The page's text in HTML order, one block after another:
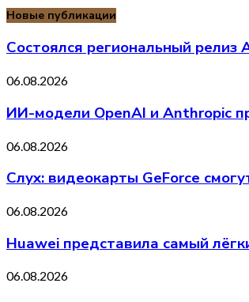
Новые публикации
Состоялся региональный релиз
06.08.2026
ИИ-модели OpenAI и Anthropic
06.08.2026
Слух: видеокарты GeForce
06.08.2026
Huawei представила самый
06.08.2026